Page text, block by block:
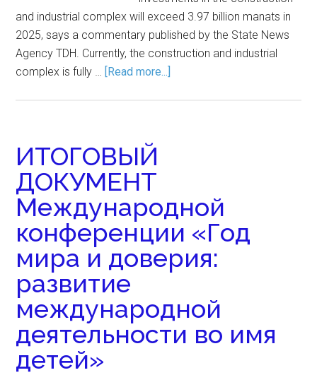
and industrial complex will exceed 3.97 billion manats in
2025, says a commentary published by the State News
Agency TDH. Currently, the construction and industrial
complex is fully … [Read more...]
ИТОГОВЫЙ
ДОКУМЕНТ
Международной
конференции «Год
мира и доверия:
развитие
международной
деятельности во имя
детей»